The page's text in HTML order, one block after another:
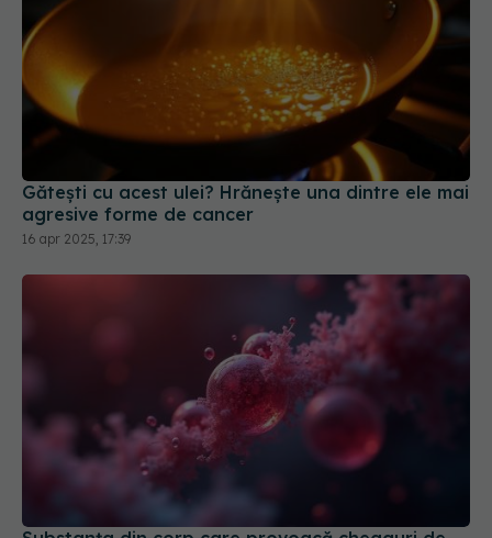
Gătești cu acest ulei? Hrănește una dintre ele mai
agresive forme de cancer
16 apr 2025, 17:39
Substanța din corp care provoacă cheaguri de
sânge. Uite singurul FRUCT care o ține sub